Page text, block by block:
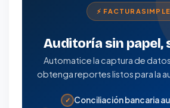
⚡ FACTURASIMPLE
Auditoría sin papel,
Automatice la captura de
obtenga reportes listos para la
✓ Conciliación bancaria